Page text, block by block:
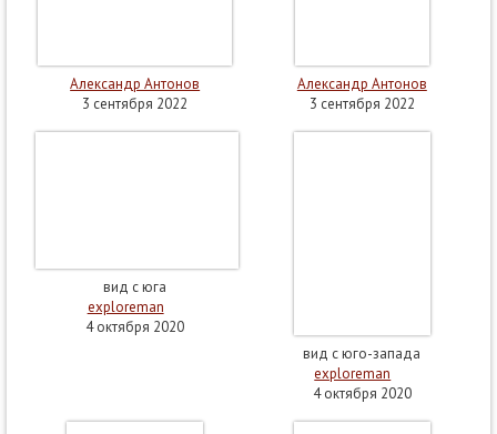
Александр Антонов
3 сентября 2022
Александр Антонов
3 сентября 2022
вид с юга
exploreman
4 октября 2020
вид с юго-запада
exploreman
4 октября 2020